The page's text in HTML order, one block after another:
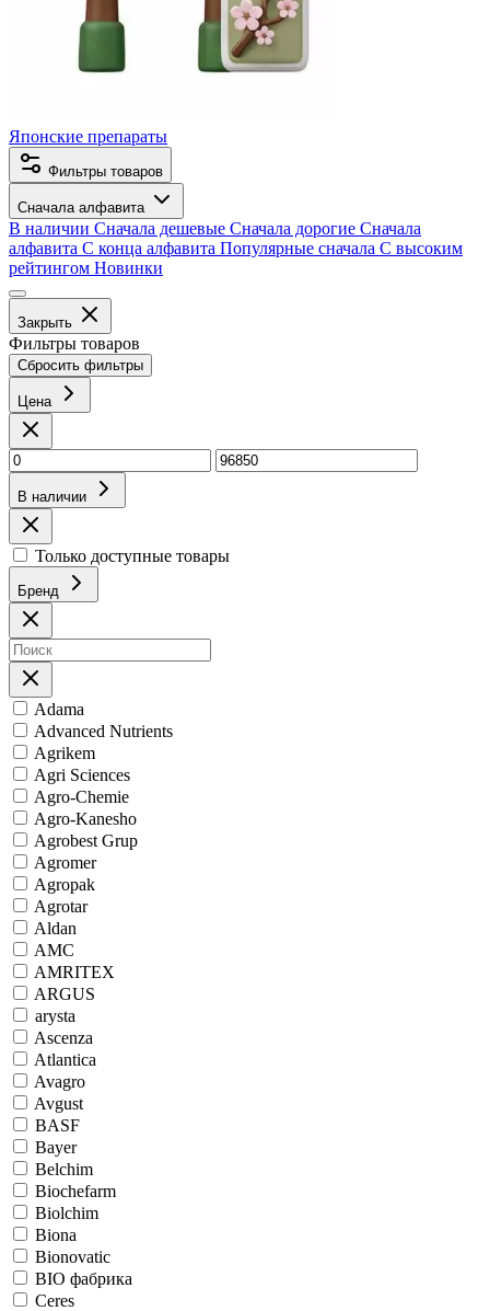
Японские препараты
Фильтры товаров
Сначала алфавита
В наличии Сначала дешевые Сначала дорогие Сначала
алфавита С конца алфавита Популярные сначала С высоким
рейтингом Новинки
Закрыть
Фильтры товаров
Сбросить фильтры
Цена
В наличии
Только доступные товары
Бренд
Adama
Advanced Nutrients
Agrikem
Agri Sciences
Agro-Chemie
Agro-Kanesho
Agrobest Grup
Agromer
Agropak
Agrotar
Aldan
AMC
AMRITEX
ARGUS
arysta
Ascenza
Atlantica
Avagro
Avgust
BASF
Bayer
Belchim
Biochefarm
Biolchim
Biona
Bionovatic
BIO фабрика
Ceres